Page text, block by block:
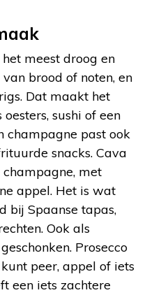
meest droog en
brood of noten, en
Dat maakt het
sushi of een
champagne past ook
snacks. Cava
met
appel. Het is wat
bij Spaanse tapas,
Ook als
Prosecco
peer, appel of iets
een iets zachtere